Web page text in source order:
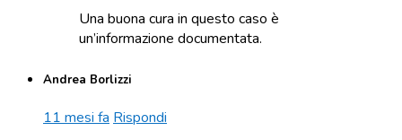
Una buona cura in questo caso è
un’informazione documentata.
Andrea Borlizzi
11 mesi fa Rispondi